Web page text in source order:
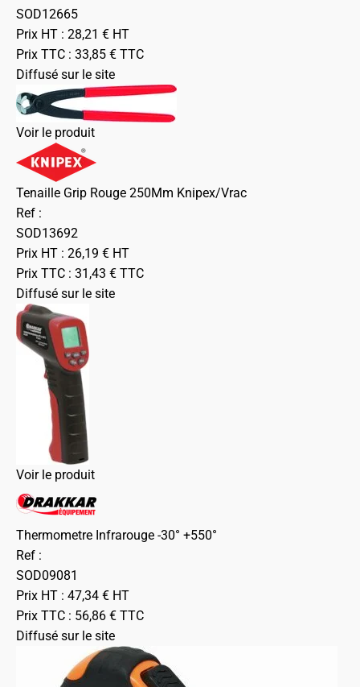
SOD12665
Prix HT : 28,21 € HT
Prix TTC : 33,85 € TTC
Diffusé sur le site
Voir le produit
Tenaille Grip Rouge 250Mm Knipex/Vrac
Ref :
SOD13692
Prix HT : 26,19 € HT
Prix TTC : 31,43 € TTC
Diffusé sur le site
Voir le produit
Thermometre Infrarouge -30° +550°
Ref :
SOD09081
Prix HT : 47,34 € HT
Prix TTC : 56,86 € TTC
Diffusé sur le site